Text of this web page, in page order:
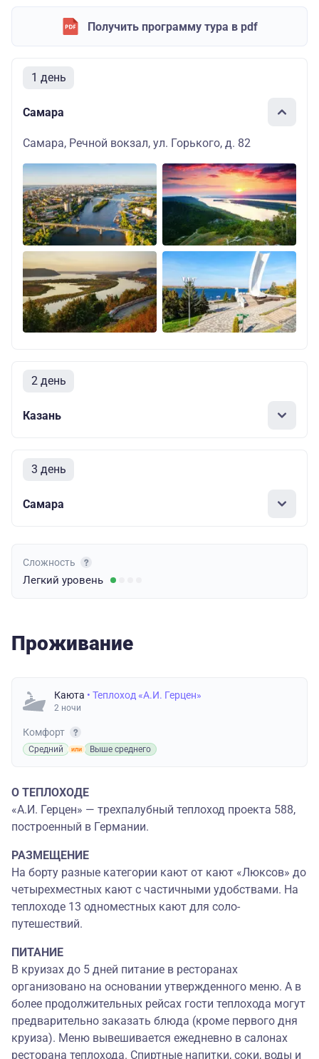
Получить программу тура в pdf
1 день
Самара
Самара, Речной вокзал, ул. Горького, д. 82
2 день
Казань
3 день
Самара
Сложность
Легкий уровень
Проживание
Каюта • Теплоход «А.И. Герцен»
2 ночи
Комфорт
Средний Выше среднего
О ТЕПЛОХОДЕ
«А.И. Герцен» — трехпалубный теплоход проекта 588,
построенный в Германии.
РАЗМЕЩЕНИЕ
На борту разные категории кают от кают «Люксов» до
четырехместных кают с частичными удобствами. На
теплоходе 13 одноместных кают для соло-
путешествий.
ПИТАНИЕ
В круизах до 5 дней питание в ресторанах
организовано на основании утвержденного меню. А в
более продолжительных рейсах гости теплохода могут
предварительно заказать блюда (кроме первого дня
круиза). Меню вывешивается ежедневно в салонах
ресторана теплохода. Спиртные напитки, соки, воды и